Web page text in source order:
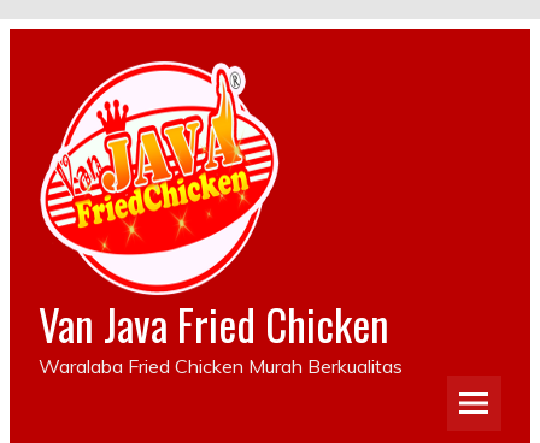
Van Java Fried Chicken
Waralaba Fried Chicken Murah Berkualitas